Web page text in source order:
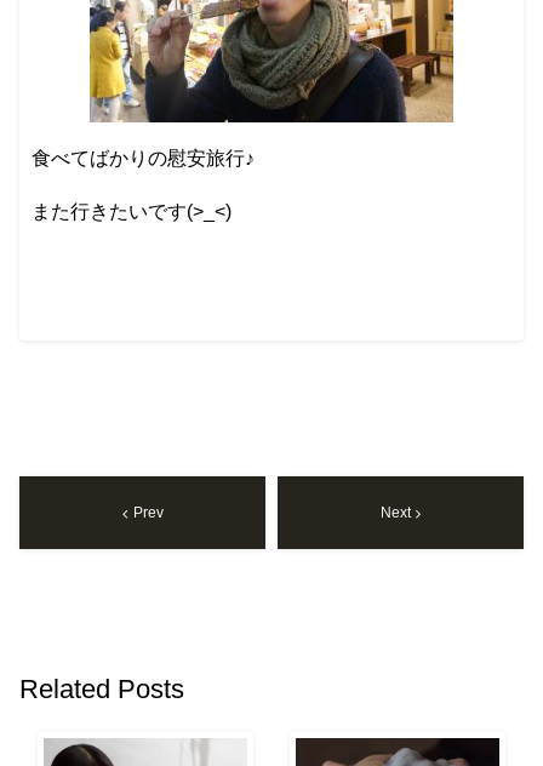
食べてばかりの慰安旅行♪
また行きたいです(>_<)
Prev Next
Related Posts